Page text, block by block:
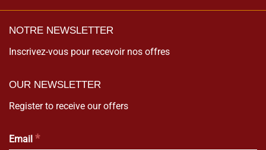
NOTRE NEWSLETTER
Inscrivez-vous pour recevoir nos offres
OUR NEWSLETTER
Register to receive our offers
Email *